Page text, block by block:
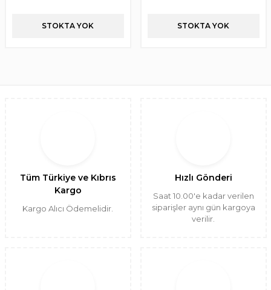
STOKTA YOK STOKTA YOK
Tüm Türkiye ve Kıbrıs
Kargo
Kargo Alıcı Ödemelidir.
Hızlı Gönderi
Saat 10.00'e kadar verilen
siparişler aynı gün kargoya
verilir.